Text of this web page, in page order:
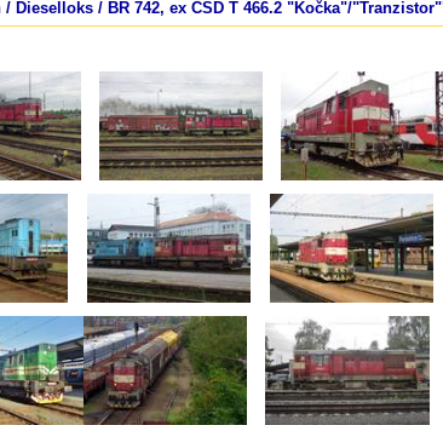
Dieselloks / BR 742, ex ČSD T 466.2 "Kočka"/